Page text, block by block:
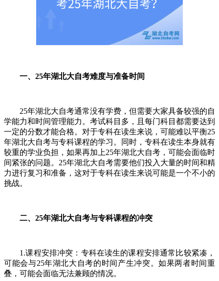
一、25年湖北大自考难度与准备时间
25年湖北大自考通常没有学费，但需要大家具备较强的自
学能力和时间管理能力。考试科目多，且每门科目都需要达到
一定的分数才能合格。对于专科在读生来说，可能难以平衡25
年湖北大自考与专科课程的学习。同时，专科在读生本身就有
较重的学业负担，如果再加上25年湖北大自考，可能会面临时
间紧张的问题。25年湖北大自考需要他们投入大量的时间和精
力进行复习和准备，这对于专科在读生来说可能是一个不小的
挑战。
二、25年湖北大自考与专科课程的冲突
1.课程安排冲突：专科在读生的课程安排通常比较紧凑，
可能会与25年湖北大自考的时间产生冲突。如果两者时间重
叠，可能会面临无法兼顾的情况。